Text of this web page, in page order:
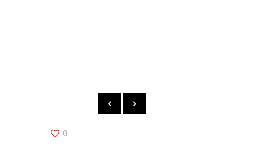
0